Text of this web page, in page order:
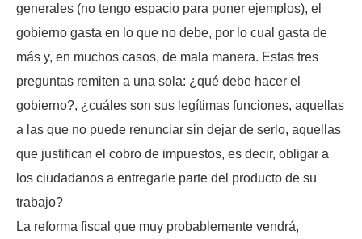
generales (no tengo espacio para poner ejemplos), el
gobierno gasta en lo que no debe, por lo cual gasta de
más y, en muchos casos, de mala manera. Estas tres
preguntas remiten a una sola: ¿qué debe hacer el
gobierno?, ¿cuáles son sus legítimas funciones, aquellas
a las que no puede renunciar sin dejar de serlo, aquellas
que justifican el cobro de impuestos, es decir, obligar a
los ciudadanos a entregarle parte del producto de su
trabajo?
La reforma fiscal que muy probablemente vendrá,